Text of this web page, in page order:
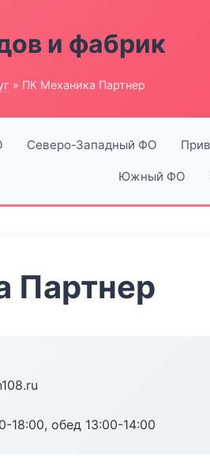
и фабрик
» ПК Механика Партнер
Северо-Западный ФО
Южный ФО
Партнер
18:00, обед 13:00-14:00